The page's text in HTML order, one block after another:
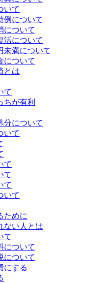
いて
例について
について
活について
未満について
について
とは
て
ちが有利
分について
いて
て
て
て
いて
ために
ない人とは
て
について
について
にする